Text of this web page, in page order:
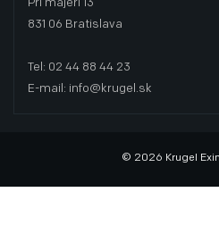
Pri majeri 13
831 06 Bratislava
Tel: 02 44 88 44 23
E-mail: info@krugel.sk
© 2026 Krugel